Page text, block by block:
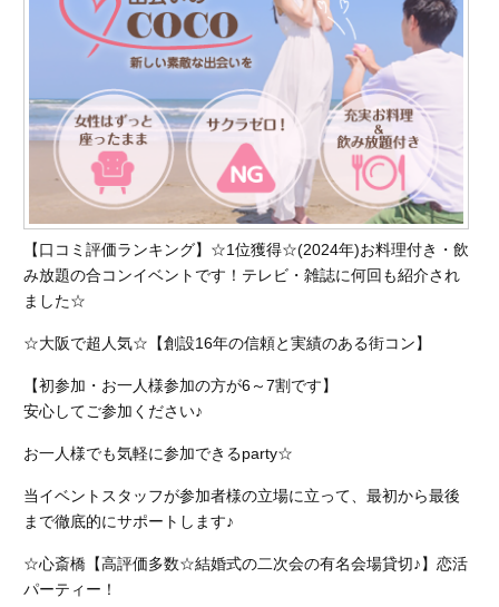
【口コミ評価ランキング】☆1位獲得☆(2024年)お料理付き・飲
み放題の合コンイベントです！テレビ・雑誌に何回も紹介され
ました☆
☆大阪で超人気☆【創設16年の信頼と実績のある街コン】
【初参加・お一人様参加の方が6～7割です】
安心してご参加ください♪
お一人様でも気軽に参加できるparty☆
当イベントスタッフが参加者様の立場に立って、最初から最後
まで徹底的にサポートします♪
☆心斎橋【高評価多数☆結婚式の二次会の有名会場貸切♪】恋活
パーティー！